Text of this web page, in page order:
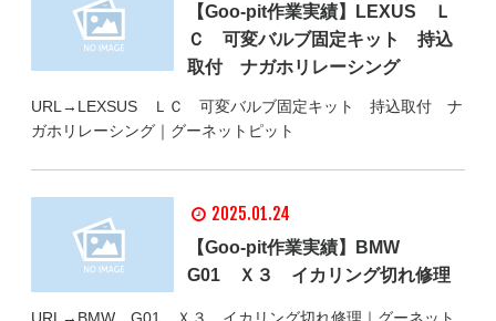
【Goo-pit作業実績】LEXUS Ｌ
Ｃ 可変バルブ固定キット 持込
取付 ナガホリレーシング
URL→LEXSUS ＬＣ 可変バルブ固定キット 持込取付 ナ
ガホリレーシング｜グーネットピット
2025.01.24
【Goo-pit作業実績】BMW
G01 Ｘ３ イカリング切れ修理